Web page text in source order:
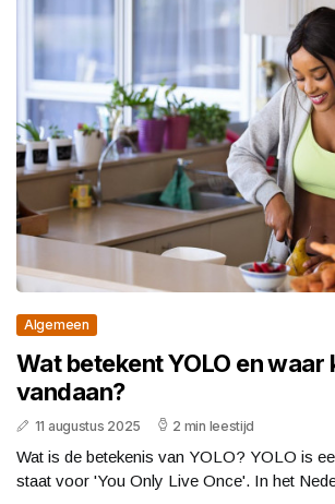
Algemeen
Wat betekent YOLO en waar
vandaan?
11 augustus 2025 2 min leestijd
Wat is de betekenis van YOLO? YOLO is
staat voor 'You Only Live Once'. In het